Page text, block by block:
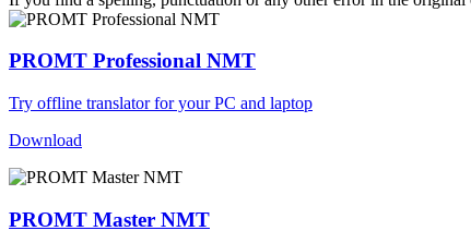
PROMT Professional NMT
Try offline translator for your PC and laptop
Download
PROMT Master NMT